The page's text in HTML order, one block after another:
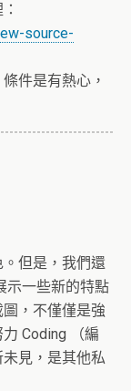
source-
件是有熱心，
但是，我們還
示一些新的特點
，不僅僅是強
Coding （編
見，是其他私